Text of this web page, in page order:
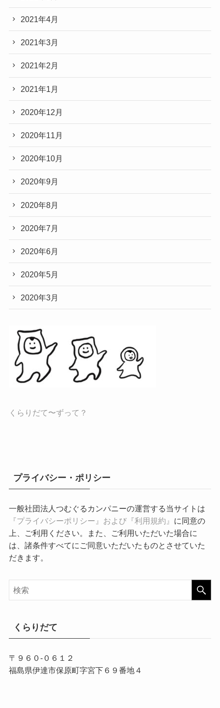
2021年4月
2021年3月
2021年2月
2021年1月
2020年12月
2020年11月
2020年10月
2020年9月
2020年8月
2020年7月
2020年6月
2020年5月
2020年3月
くらりだて〜ずって？
プライバシー・ポリシー
一般社団法人つむぐるカンパニーの運営する当サイトは
『プライバシーポリシー』および『利用規約』 に同意の
上、ご利用ください。また、ご利用いただいた場合に
は、諸条件すべてにご同意いただいたものとさせていた
だきます。
くらりだて
〒９６０-０６１２
福島県伊達市保原町字宮下６９番地４